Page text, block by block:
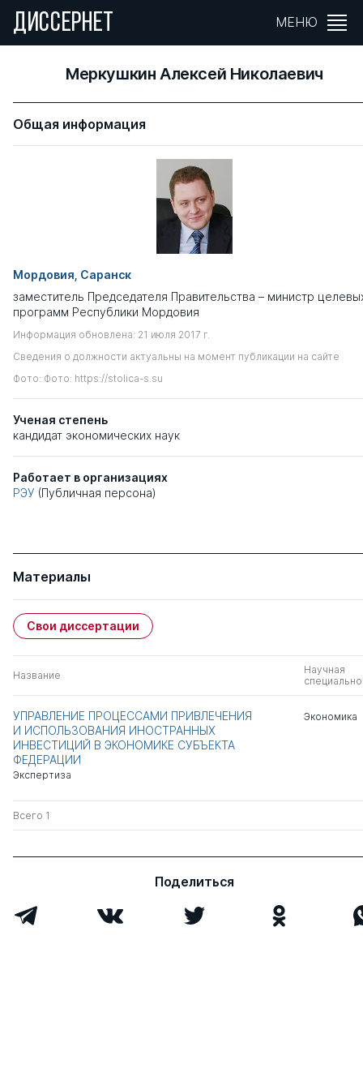
ДИССЕРНЕТ МЕНЮ
Меркушкин Алексей Николаевич
Общая информация
Мордовия, Саранск
заместитель Председателя Правительства – министр
программ Республики Мордовия
Информация обновлена: 21 июля 2017 г.
Сведения о должности актуальны на момент публикации на сайте
Фото: Фото: https://stolica-s.su
Ученая степень
кандидат экономических наук
Работает в организациях
РЭУ (Публичная персона)
Материалы
Свои диссертации
Название
Научная
УПРАВЛЕНИЕ ПРОЦЕССАМИ ПРИВЛЕЧЕНИЯ
И ИСПОЛЬЗОВАНИЯ ИНОСТРАННЫХ
ИНВЕСТИЦИЙ В ЭКОНОМИКЕ СУБЪЕКТА
ФЕДЕРАЦИИ
Экспертиза
Экономика
Всего 1
Поделиться